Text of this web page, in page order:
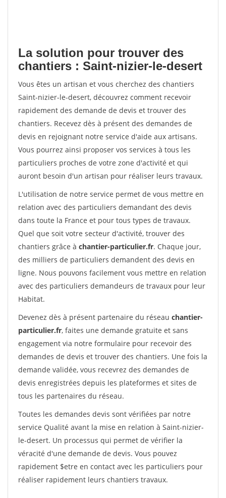
La solution pour trouver des
chantiers : Saint-nizier-le-desert
Vous êtes un artisan et vous cherchez des chantiers
Saint-nizier-le-desert, découvrez comment recevoir
rapidement des demande de devis et trouver des
chantiers. Recevez dès à présent des demandes de
devis en rejoignant notre service d'aide aux artisans.
Vous pourrez ainsi proposer vos services à tous les
particuliers proches de votre zone d'activité et qui
auront besoin d'un artisan pour réaliser leurs travaux.
L'utilisation de notre service permet de vous mettre en
relation avec des particuliers demandant des devis
dans toute la France et pour tous types de travaux.
Quel que soit votre secteur d'activité, trouver des
chantiers grâce à chantier-particulier.fr. Chaque jour,
des milliers de particuliers demandent des devis en
ligne. Nous pouvons facilement vous mettre en relation
avec des particuliers demandeurs de travaux pour leur
Habitat.
Devenez dès à présent partenaire du réseau chantier-
particulier.fr, faites une demande gratuite et sans
engagement via notre formulaire pour recevoir des
demandes de devis et trouver des chantiers. Une fois la
demande validée, vous recevrez des demandes de
devis enregistrées depuis les plateformes et sites de
tous les partenaires du réseau.
Toutes les demandes devis sont vérifiées par notre
service Qualité avant la mise en relation à Saint-nizier-
le-desert. Un processus qui permet de vérifier la
véracité d'une demande de devis. Vous pouvez
rapidement $etre en contact avec les particuliers pour
réaliser rapidement leurs chantiers travaux.